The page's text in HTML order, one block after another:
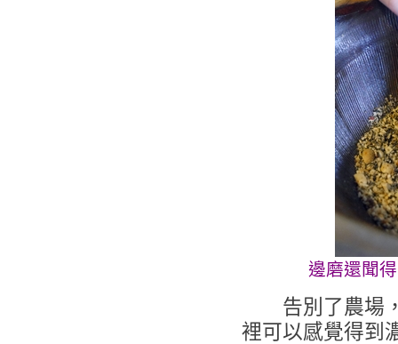
邊磨還聞
告別了農場，
裡可以感覺得到